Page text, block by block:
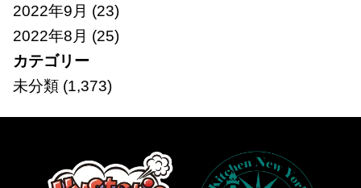
2022年9月 (23)
2022年8月 (25)
カテゴリー
未分類(1,373)